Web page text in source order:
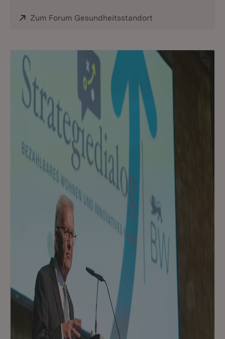
Extern:
Zum Forum Gesundheitsstandort